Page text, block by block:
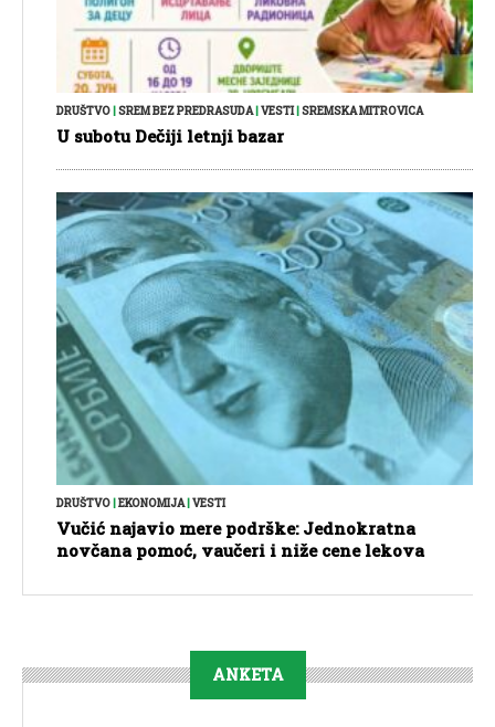
DRUŠTVO SREM BEZ PREDRASUDA| VESTI| SREMSKA MITROVICA
U subotu Dečiji letnji bazar
DRUŠTVO EKONOMIJA| VESTI
Vučić najavio mere podrške: Jednokratna
novčana pomoć, vaučeri i niže cene lekova
ANKETA